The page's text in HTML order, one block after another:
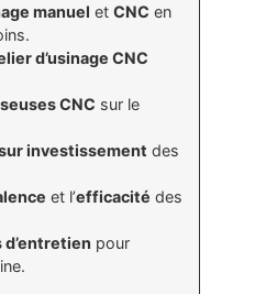
manuel etCNC en
d’usinage CNC
CNC sur le
investissement des
et l’efficacité des
d’entretien pour